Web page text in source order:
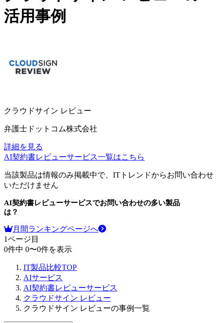
活用事例
クラウドサイン レビュー
弁護士ドットコム株式会社
詳細を見る
AI契約書レビューサービス一覧はこちら
当該製品は情報のみ掲載中で、ITトレンドからお問い合わせ
いただけません
AI契約書レビューサービスでお問い合わせの多い製品
は？
月間ランキングページへ
1ページ目
0件中 0〜0件を表示
IT製品比較TOP
AIサービス
AI契約書レビューサービス
クラウドサイン レビュー
クラウドサイン レビューの事例一覧